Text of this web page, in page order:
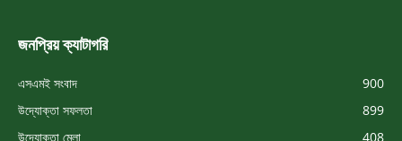
জনপ্রিয় ক্যাটাগরি
এসএমই সংবাদ
900
উদ্যোক্তা সফলতা
899
উদ্যোক্তা মেলা
408